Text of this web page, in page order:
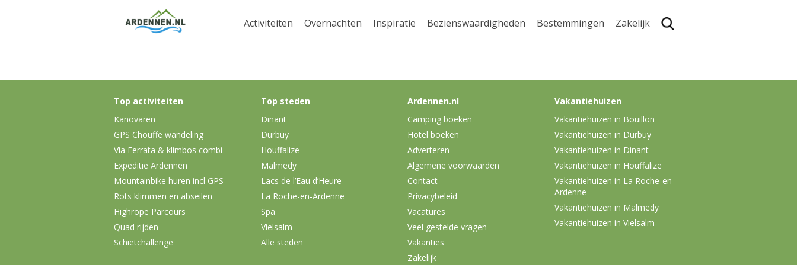
Activiteiten Overnachten Inspiratie Bezienswaardigheden Bestemmingen Zakelijk
Top activiteiten
Kanovaren
GPS Chouffe wandeling
Via Ferrata & klimbos combi
Expeditie Ardennen
Mountainbike huren incl GPS
Rots klimmen en abseilen
Highrope Parcours
Quad rijden
Schietchallenge
Top steden
Dinant
Durbuy
Houffalize
Malmedy
Lacs de l’Eau d’Heure
La Roche-en-Ardenne
Spa
Vielsalm
Alle steden
Ardennen.nl
Camping boeken
Hotel boeken
Adverteren
Algemene voorwaarden
Contact
Privacybeleid
Vacatures
Veel gestelde vragen
Vakanties
Zakelijk
Vakantiehuizen
Vakantiehuizen in Bouillon
Vakantiehuizen in Durbuy
Vakantiehuizen in Dinant
Vakantiehuizen in Houffalize
Vakantiehuizen in La Roche-en-
Ardenne
Vakantiehuizen in Malmedy
Vakantiehuizen in Vielsalm